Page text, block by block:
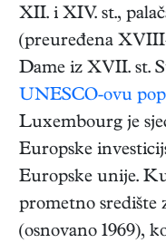
XII. i XIV. st.,
(preuređena
Dame iz XVII. st.
UNESCO-ovu
Luxembourg je
Europske
Europske unije.
prometno središte
(osnovano 1969),